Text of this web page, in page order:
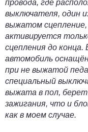
провода, где
выключателя, один
выжатом сцепление,
активируется
сцепления до
автомобиль
при не выжатой
специальный
выжата в пол,
зажигания, что и
как в моем случае.